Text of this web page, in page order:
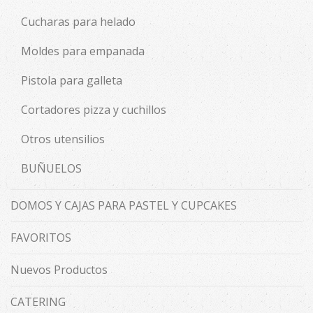
Cucharas para helado
Moldes para empanada
Pistola para galleta
Cortadores pizza y cuchillos
Otros utensilios
BUÑUELOS
DOMOS Y CAJAS PARA PASTEL Y CUPCAKES
FAVORITOS
Nuevos Productos
CATERING